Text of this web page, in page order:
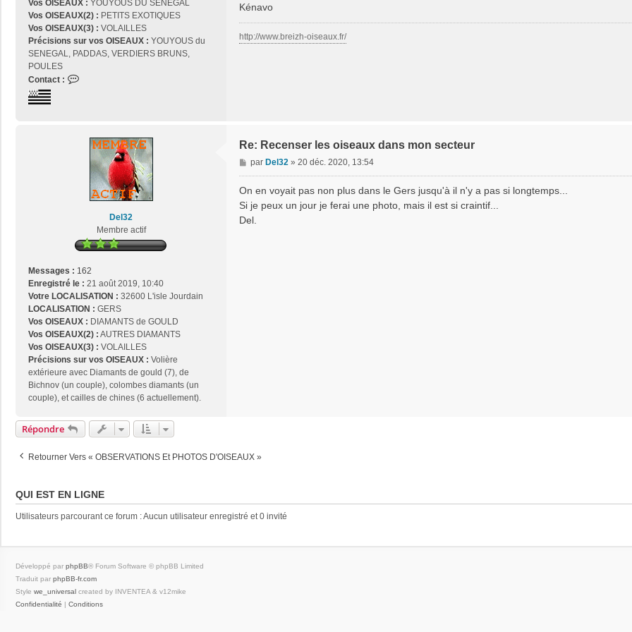
Vos OISEAUX : YOUYOUS DU SENEGAL
Vos OISEAUX(2) : PETITS EXOTIQUES
Vos OISEAUX(3) : VOLAILLES
Précisions sur vos OISEAUX : YOUYOUS du
SENEGAL, PADDAS, VERDIERS BRUNS,
POULES
Contact :
2
Kénavo
http://www.breizh-oiseaux.fr/
Del32
Membre actif
Messages : 162
Enregistré le : 21 août 2019, 10:40
Votre LOCALISATION : 32600 L'isle Jourdain
LOCALISATION : GERS
Vos OISEAUX : DIAMANTS de GOULD
Vos OISEAUX(2) : AUTRES DIAMANTS
Vos OISEAUX(3) : VOLAILLES
Précisions sur vos OISEAUX : Volière
extérieure avec Diamants de gould (7), de
Bichnov (un couple), colombes diamants (un
couple), et cailles de chines (6 actuellement).
Re: Recenser les oiseaux dans mon secteur
M
e
a
g
par Del32 » 20 déc. 2020, 13:54
On en voyait pas non plus dans le Gers jusqu'à il n'y a pas si longtemps...
Si je peux un jour je ferai une photo, mais il est si craintif...
Del.
Répondre
Retourner Vers « OBSERVATIONS Et PHOTOS D'OISEAUX »
QUI EST EN LIGNE
Utilisateurs parcourant ce forum : Aucun utilisateur enregistré et 0 invité
Développé par phpBB® Forum Software © phpBB Limited
Traduit par phpBB-fr.com
Style we_universal created by INVENTEA & v12mike
Confidentialité | Conditions